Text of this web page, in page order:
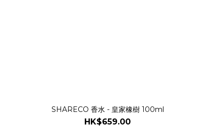
SHARECO 香水 - 皇家橡樹 100ml
HK$659.00